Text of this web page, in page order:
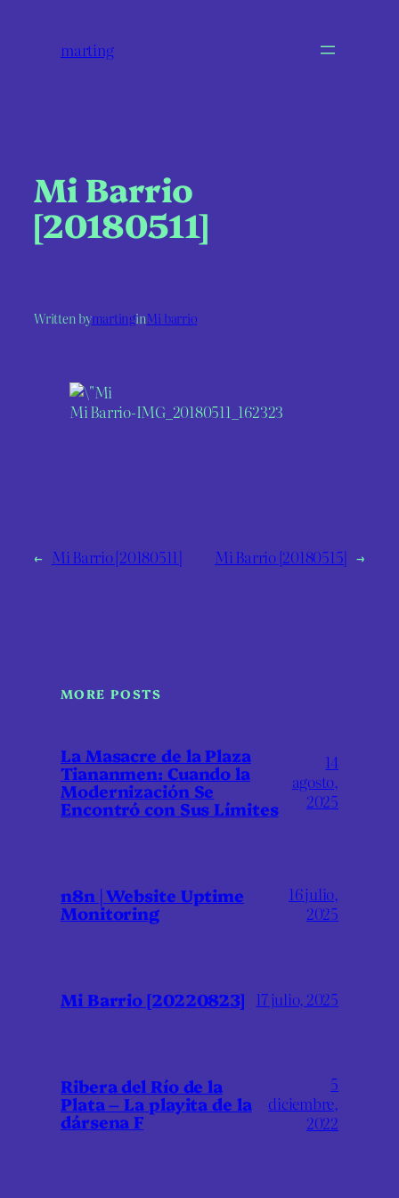
marting
Mi Barrio
[20180511]
Written bymartinginMi barrio
Mi Barrio-IMG_20180511_162323
← Mi Barrio [20180511] Mi Barrio [20180515] →
MORE POSTS
La Masacre de la Plaza
Tiananmen: Cuando la
Modernización Se
Encontró con Sus Límites
14
agosto,
2025
n8n | Website Uptime
Monitoring
16 julio,
2025
Mi Barrio [20220823] 17 julio, 2025
Ribera del Río de la
Plata – La playita de la
dársena F
5
diciembre,
2022